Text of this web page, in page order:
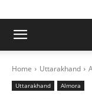
Home Uttarakhand
Uttarakhand Almora